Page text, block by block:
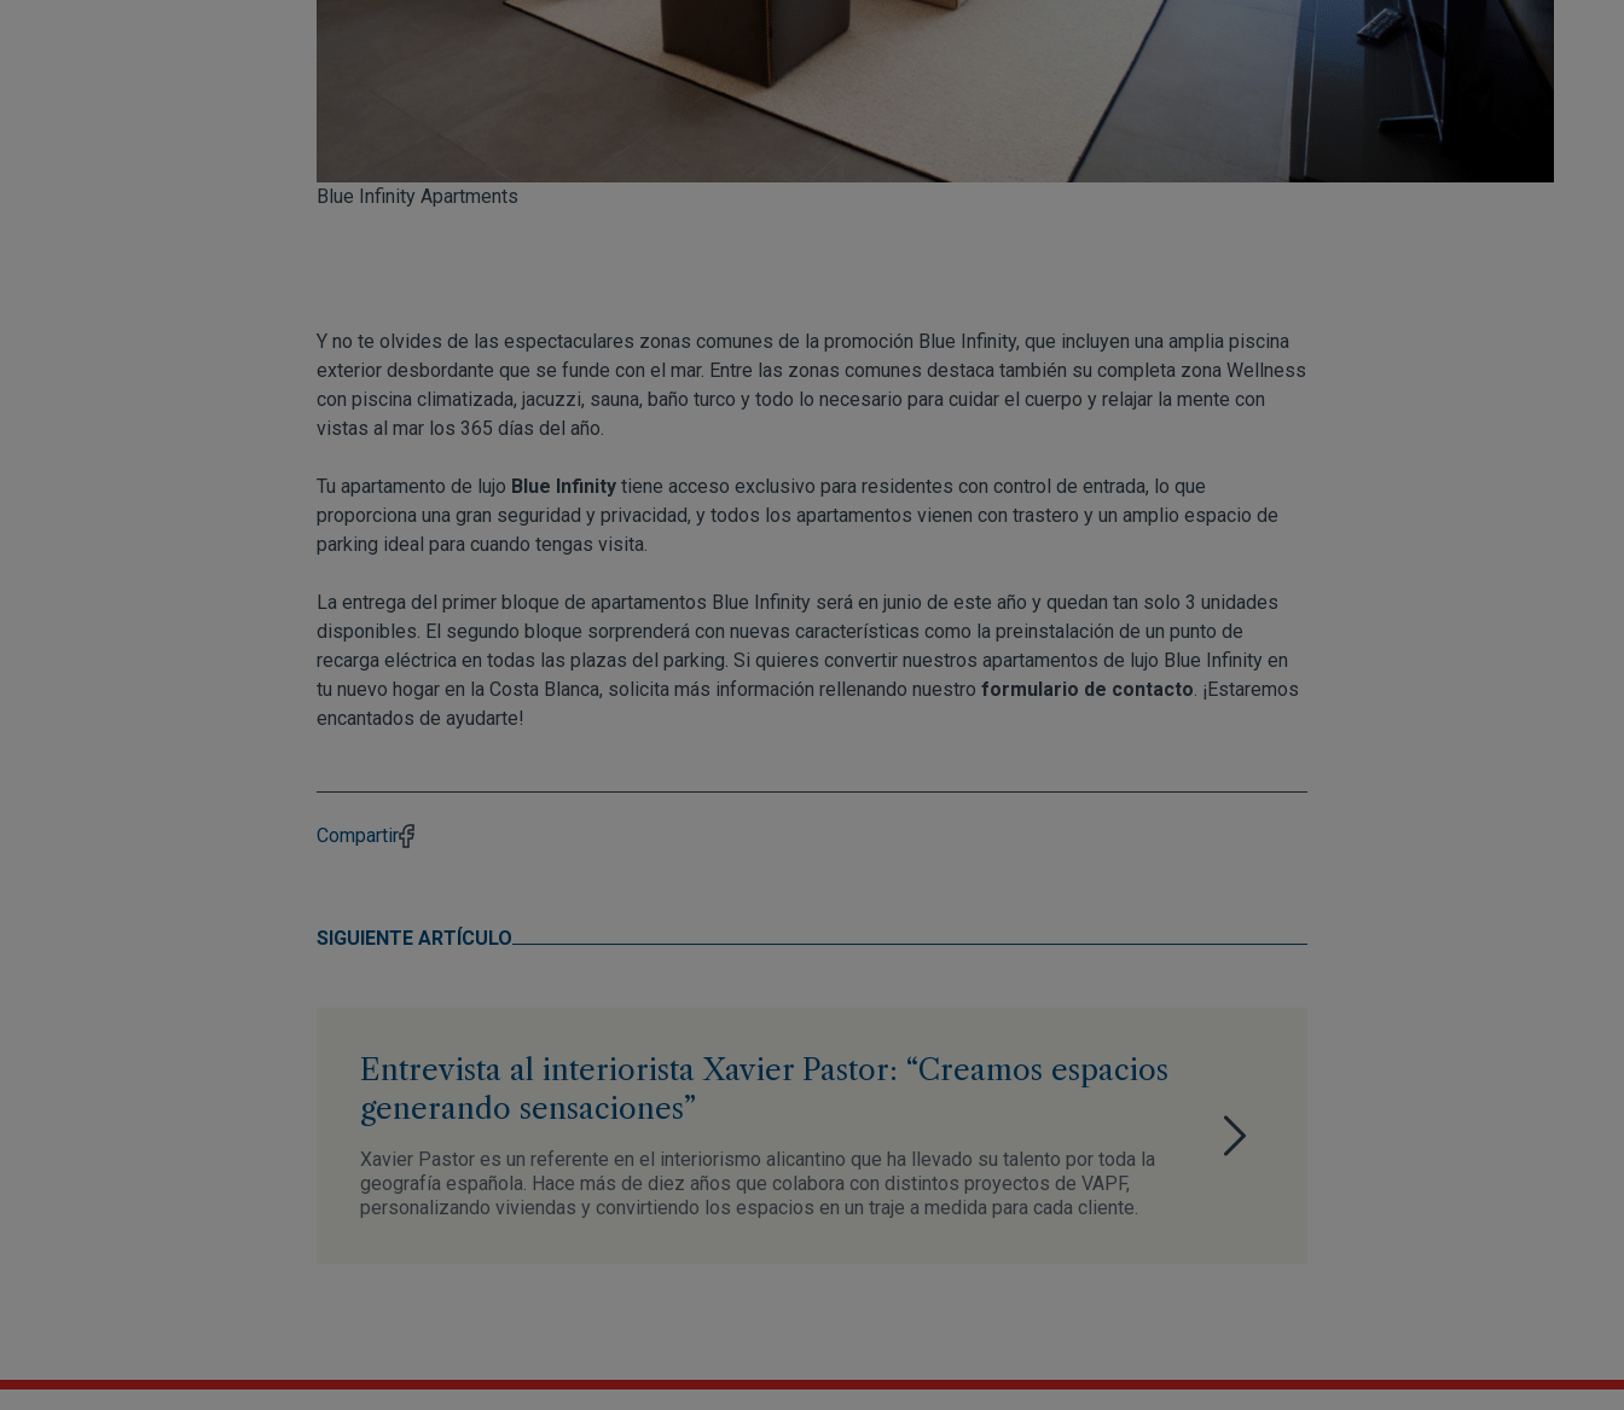
Blue Infinity Apartments
Y no te olvides de las espectaculares zonas comunes de la promoción Blue Infinity, que incluyen una amplia piscina
exterior desbordante que se funde con el mar. Entre las zonas comunes destaca también su completa zona Wellness
con piscina climatizada, jacuzzi, sauna, baño turco y todo lo necesario para cuidar el cuerpo y relajar la mente con
vistas al mar los 365 días del año.
Tu apartamento de lujo Blue Infinity tiene acceso exclusivo para residentes con control de entrada, lo que
proporciona una gran seguridad y privacidad, y todos los apartamentos vienen con trastero y un amplio espacio de
parking ideal para cuando tengas visita.
La entrega del primer bloque de apartamentos Blue Infinity será en junio de este año y quedan tan solo 3 unidades
disponibles. El segundo bloque sorprenderá con nuevas características como la preinstalación de un punto de
recarga eléctrica en todas las plazas del parking. Si quieres convertir nuestros apartamentos de lujo Blue Infinity en
tu nuevo hogar en la Costa Blanca, solicita más información rellenando nuestro formulario de contacto. ¡Estaremos
encantados de ayudarte!
Compartir
SIGUIENTE ARTÍCULO
Entrevista al interiorista Xavier Pastor: “Creamos espacios
generando sensaciones”
Xavier Pastor es un referente en el interiorismo alicantino que ha llevado su talento por toda la
geografía española. Hace más de diez años que colabora con distintos proyectos de VAPF,
personalizando viviendas y convirtiendo los espacios en un traje a medida para cada cliente.